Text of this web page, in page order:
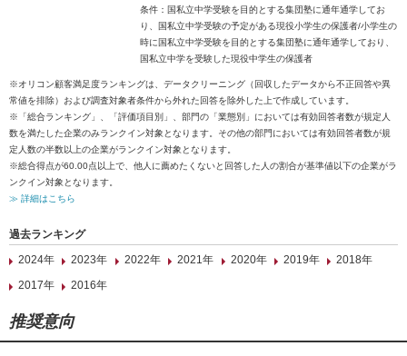
条件：国私立中学受験を目的とする集団塾に通年通学してお
り、国私立中学受験の予定がある現役小学生の保護者/小学生の
時に国私立中学受験を目的とする集団塾に通年通学しており、
国私立中学を受験した現役中学生の保護者
※オリコン顧客満足度ランキングは、データクリーニング（回収したデータから不正回答や異
常値を排除）および調査対象者条件から外れた回答を除外した上で作成しています。
※「総合ランキング」、「評価項目別」、部門の「業態別」においては有効回答者数が規定人
数を満たした企業のみランクイン対象となります。その他の部門においては有効回答者数が規
定人数の半数以上の企業がランクイン対象となります。
※総合得点が60.00点以上で、他人に薦めたくないと回答した人の割合が基準値以下の企業がラ
ンクイン対象となります。
≫ 詳細はこちら
過去ランキング
2024年
2023年 2022年 2021年 2020年 2019年
2018年
2017年
2016年
推奨意向